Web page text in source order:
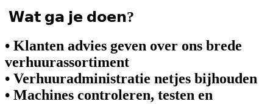
𝗪𝗮𝘁 𝗴𝗮 𝗷𝗲 𝗱𝗼𝗲𝗻?
• Klanten advies geven over ons brede
verhuurassortiment
• Verhuuradministratie netjes bijhouden
• Machines controleren, testen en